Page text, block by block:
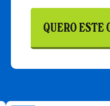
QUERO ESTE